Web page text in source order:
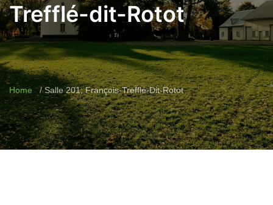
Trefflé-dit-Rotot
Home Salle 201; François-Trefflé-Dit-Rotot